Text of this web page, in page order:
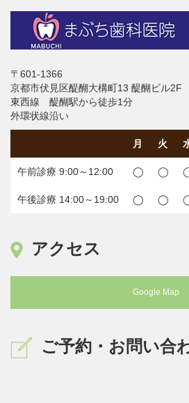
〒601-1366
京都市伏見区醍醐大構町13 醍醐ビル2F
東西線 醍醐駅から徒歩1分
外環状線沿い
月 火
午前診療 9:00～12:00 ◯ ◯
午後診療 14:00～19:00 ◯ ◯
アクセス
Google Map
ご予約・お問い合